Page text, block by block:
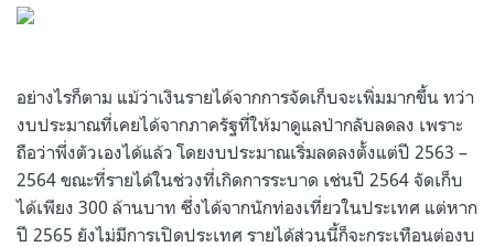
อย่างไรก็ตาม แม้ว่าเงินรายได้จากการจัดเก็บจะเพิ่มมากขึ้น ทว่า
งบประมาณที่เคยได้จากภาครัฐที่ให้มาดูแลป่ากลับลดลง เพราะ
ถือว่าพึ่งตัวเองได้แล้ว โดยงบประมาณเริ่มลดลงตั้งแต่ปี 2563 –
2564 ขณะที่รายได้ในช่วงที่เกิดการระบาด เช่นปี 2564 จัดเก็บ
ได้เพียง 300 ล้านบาท ซึ่งได้จากนักท่องเที่ยวในประเทศ แต่หาก
ปี 2565 ยังไม่มีการเปิดประเทศ รายได้ส่วนนี้ก็จะกระเทือนต่องบ